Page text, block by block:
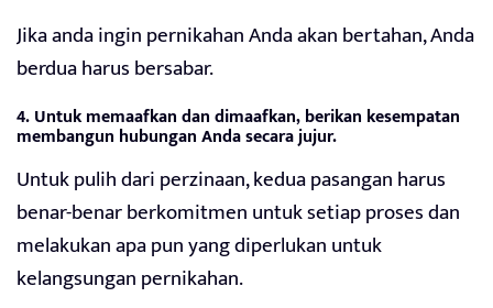
Jika anda ingin pernikahan Anda akan bertahan, Anda
berdua harus bersabar.
4. Untuk memaafkan dan dimaafkan, berikan kesempatan
membangun hubungan Anda secara jujur.
Untuk pulih dari perzinaan, kedua pasangan harus
benar-benar berkomitmen untuk setiap proses dan
melakukan apa pun yang diperlukan untuk
kelangsungan pernikahan.